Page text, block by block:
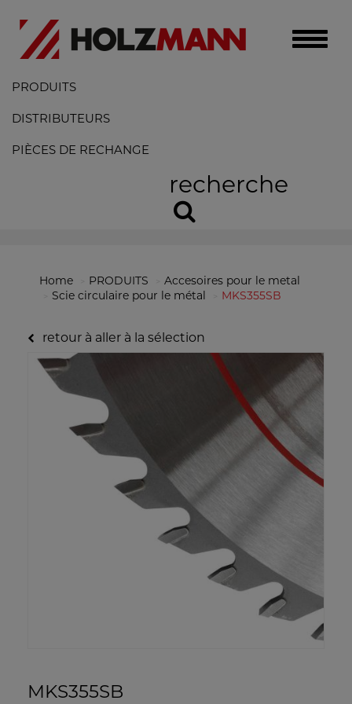
Toggle
PRODUITS
DISTRIBUTEURS
PIÈCES DE RECHANGE
recherche
Home PRODUITS
Accesoires pour le metal
Scie circulaire pour le métal
MKS355SB
retour à aller à la sélection
MKS355SB